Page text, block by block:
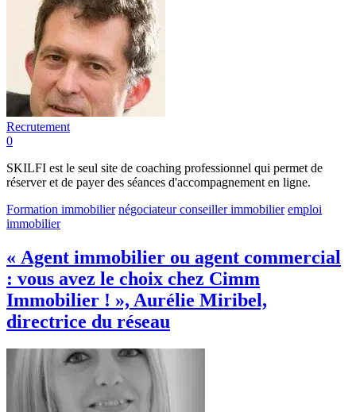
Recrutement
0
SKILFI est le seul site de coaching professionnel qui permet de
réserver et de payer des séances d'accompagnement en ligne.
Formation immobilier négociateur conseiller immobilier emploi
immobilier
« Agent immobilier ou agent commercial
: vous avez le choix chez Cimm
Immobilier ! », Aurélie Miribel,
directrice du réseau